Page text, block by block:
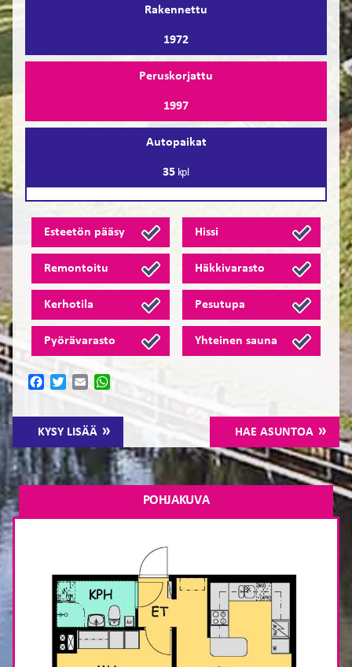
Rakennettu
1972
Peruskorjattu
1997
Autopaikat
35kpl
Esteetön pääsy Hissi
Remontoitu Häkkivarasto
Kerhotila Pesutupa
Pyörävarasto Yhteinen sauna
KYSY LISÄÄ HAE ASUNTOA
FacebookTwitterEmail
POHJAKUVA